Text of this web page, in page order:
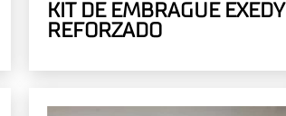
KIT DE EMBRAGUE EXEDY
REFORZADO